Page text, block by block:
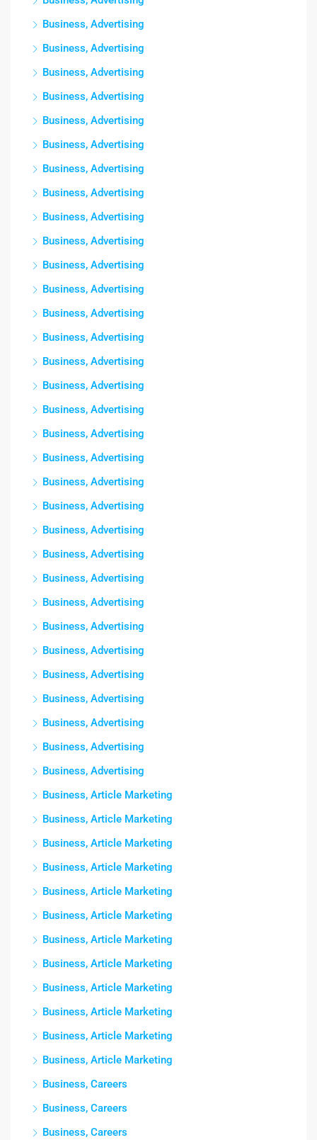
Business, Advertising
Business, Advertising
Business, Advertising
Business, Advertising
Business, Advertising
Business, Advertising
Business, Advertising
Business, Advertising
Business, Advertising
Business, Advertising
Business, Advertising
Business, Advertising
Business, Advertising
Business, Advertising
Business, Advertising
Business, Advertising
Business, Advertising
Business, Advertising
Business, Advertising
Business, Advertising
Business, Advertising
Business, Advertising
Business, Advertising
Business, Advertising
Business, Advertising
Business, Advertising
Business, Advertising
Business, Advertising
Business, Advertising
Business, Advertising
Business, Advertising
Business, Advertising
Business, Article Marketing
Business, Article Marketing
Business, Article Marketing
Business, Article Marketing
Business, Article Marketing
Business, Article Marketing
Business, Article Marketing
Business, Article Marketing
Business, Article Marketing
Business, Article Marketing
Business, Article Marketing
Business, Article Marketing
Business, Careers
Business, Careers
Business, Careers